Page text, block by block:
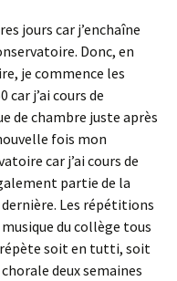
jours car j’enchaîne
Donc, en
je commence les
car j’ai cours de
de chambre juste après
fois mon
car j’ai cours de
partie de la
Les répétitions
du collège tous
répète soit en tutti, soit
deux semaines